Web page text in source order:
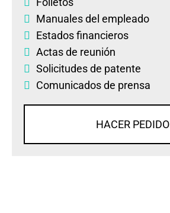
Manuales del empleado
Estados financieros
Actas de reunión
Solicitudes de patente
Comunicados de prensa
HACER PEDIDO